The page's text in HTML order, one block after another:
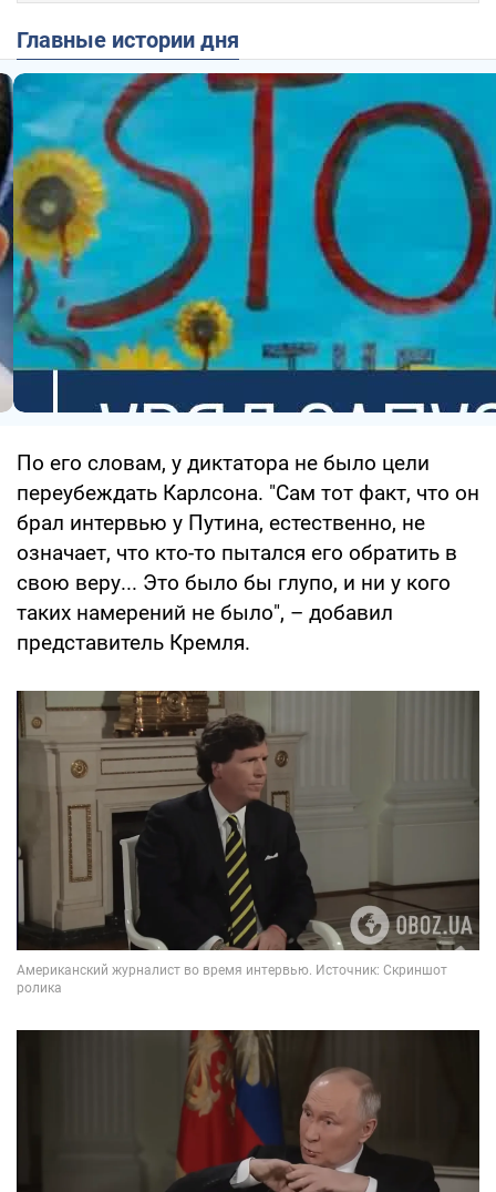
Главные истории дня
По его словам, у диктатора не было цели
переубеждать Карлсона. "Сам тот факт, что он
брал интервью у Путина, естественно, не
означает, что кто-то пытался его обратить в
свою веру... Это было бы глупо, и ни у кого
таких намерений не было", – добавил
представитель Кремля.